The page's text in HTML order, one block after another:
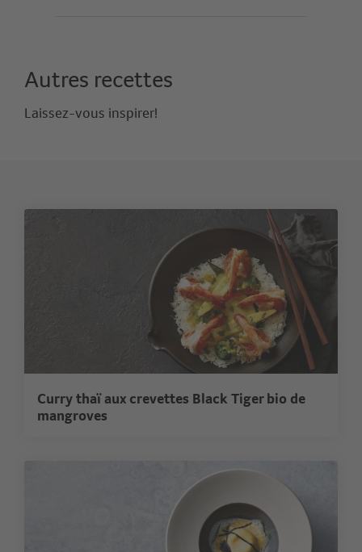
Autres recettes
Laissez-vous inspirer!
Curry thaï aux crevettes Black Tiger bio de
mangroves